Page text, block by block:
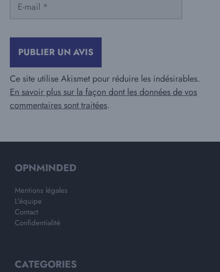
mail
Ce site utilise Akismet pour réduire les indésirables.
En savoir plus sur la façon dont les données de vos
commentaires sont traitées.
OPNMINDED
Mentions légales
L'équipe
Contact
Confidentialité
CATEGORIES